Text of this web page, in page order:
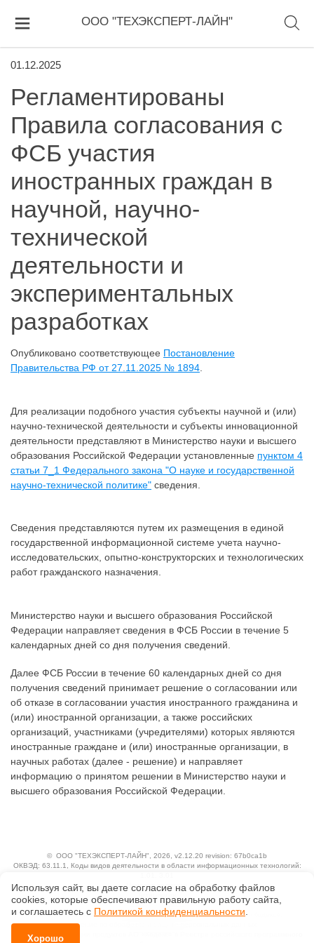
ООО "ТЕХЭКСПЕРТ-ЛАЙН"
01.12.2025
Регламентированы
Правила согласования с
ФСБ участия
иностранных граждан в
научной, научно-
технической
деятельности и
экспериментальных
разработках
Опубликовано соответствующее Постановление
Правительства РФ от 27.11.2025 № 1894
Для реализации подобного участия субъекты научной и (или)
научно-технической деятельности и субъекты инновационной
деятельности представляют в Министерство науки и высшего
образования Российской Федерации установленные пунктом 4
статьи 7_1 Федерального закона "О науке и государственной
научно-технической политике" сведения.
Сведения представляются путем их размещения в единой
государственной информационной системе учета научно-
исследовательских, опытно-конструкторских и технологических
работ гражданского назначения.
Министерство науки и высшего образования Российской
Федерации направляет сведения в ФСБ России в течение 5
календарных дней со дня получения сведений.
Далее ФСБ России в течение 60 календарных дней со дня
получения сведений принимает решение о согласовании или
об отказе в согласовании участия иностранного гражданина и
(или) иностранной организации, а также российских
организаций, участниками (учредителями) которых являются
иностранные граждане и (или) иностранные организации, в
научных работах (далее - решение) и направляет
информацию о принятом решении в Министерство науки и
высшего образования Российской Федерации.
© ООО "ТЕХЭКСПЕРТ-ЛАЙН", 2026, v2.12.20 revision: 67b0ca1b
ОКВЭД: 63.11.1, Коды видов деятельности в области информационных технологий:
Ценовая политика
Исключительные авторские и смежные права принадлежат АО «Кодекс».
Положение по обработке и защите персональных данных
Справка о регистрации продуктов АО «Кодекс» в Реестре российского программного
Используя сайт, вы даете согласие на обработку файлов
сооkiеs, которые обеспечивают правильную работу сайта,
и соглашаетесь с Политикой конфиденциальности
Хорошо